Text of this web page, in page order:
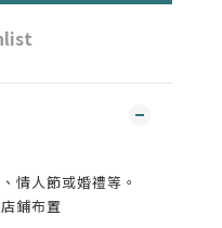
情人節或婚禮等。
鋪布置